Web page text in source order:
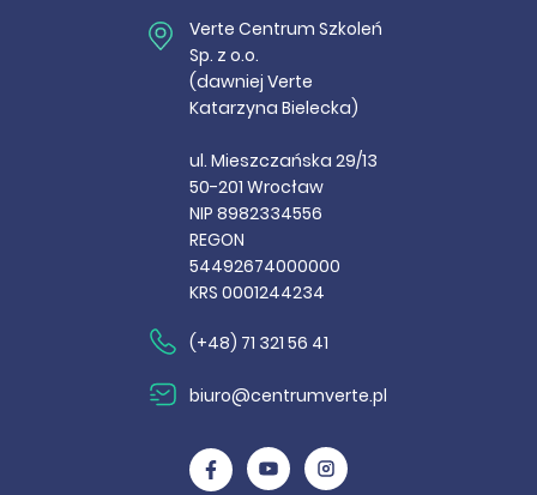
Verte Centrum Szkoleń
Sp. z o.o.
(dawniej Verte
Katarzyna Bielecka)
ul. Mieszczańska 29/13
50-201 Wrocław
NIP 8982334556
REGON
54492674000000
KRS 0001244234
(+48) 71 321 56 41
biuro@centrumverte.pl